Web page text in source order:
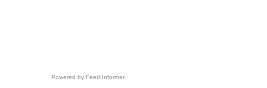
Powered by Feed Informer